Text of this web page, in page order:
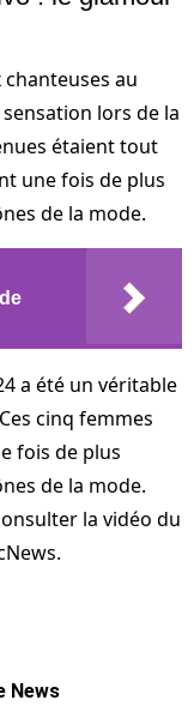
au
lors de la
étaient tout
une fois de plus
de la mode.
a été un véritable
cinq femmes
fois de plus
de la mode.
la vidéo du
News